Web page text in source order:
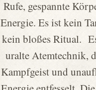
Rufe, gespannte
Energie. Es ist kein
kein bloßes Ritual.
uralte Atemtechnik,
Kampfgeist und